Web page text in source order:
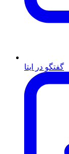
گفتگو در ایتا